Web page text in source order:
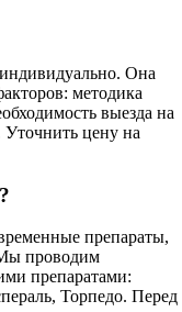
Она
методика
выезда на
Уточнить цену на
препараты,
проводим
препаратами:
Торпедо. Перед